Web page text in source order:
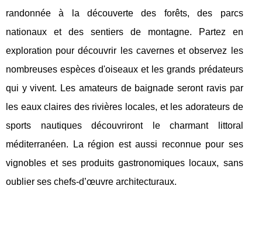
randonnée à la découverte des forêts, des parcs
nationaux et des sentiers de montagne. Partez en
exploration pour découvrir les cavernes et observez les
nombreuses espèces d'oiseaux et les grands prédateurs
qui y vivent. Les amateurs de baignade seront ravis par
les eaux claires des rivières locales, et les adorateurs de
sports nautiques découvriront le charmant littoral
méditerranéen. La région est aussi reconnue pour ses
vignobles et ses produits gastronomiques locaux, sans
oublier ses chefs-d’œuvre architecturaux.